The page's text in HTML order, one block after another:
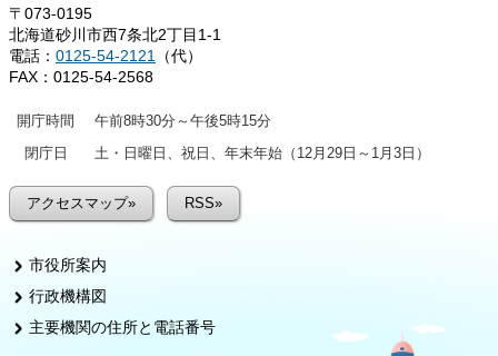
〒073-0195
北海道砂川市西7条北2丁目1-1
電話： 0125-54-2121
（代）
FAX：0125-54-2568
開庁時間
午前8時30分～午後5時15分
閉庁日
土・日曜日、祝日、年末年始（12月29日～1月3日）
アクセスマップ» RSS»
市役所案内
行政機構図
主要機関の住所と電話番号